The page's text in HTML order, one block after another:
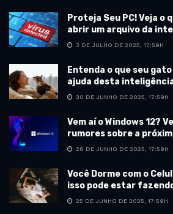
Proteja Seu PC! Veja o
abrir um arquivo da
3 DE JULHO DE 2025, 17:59H
Entenda o que seu
ajuda desta
30 DE JUNHO DE 2025, 17:59H
Vem aí o Windows 12?
rumores sobre a
26 DE JUNHO DE 2025, 17:59H
Você Dorme com o
isso pode estar
25 DE JUNHO DE 2025, 17:59H